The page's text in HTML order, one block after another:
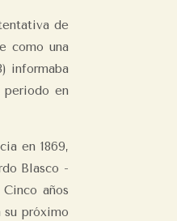
de
como una
informaba
periodo en
en 1869,
Blasco -
años
próximo